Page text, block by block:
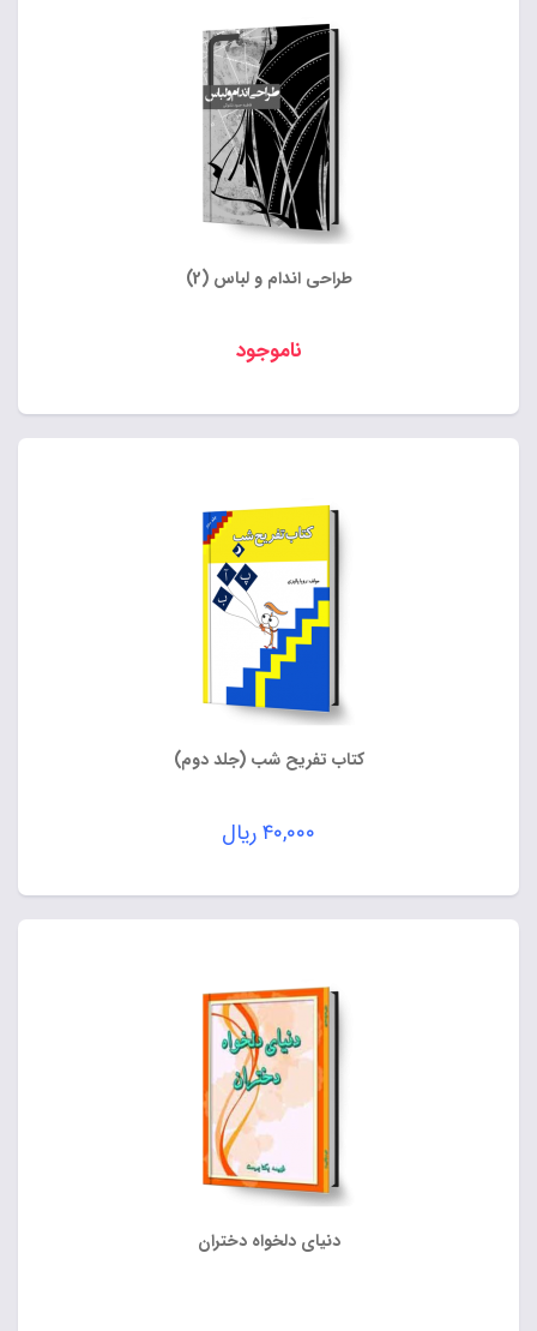
طراحی اندام و لباس (2)
ناموجود
کتاب تفریح شب (جلد دوم)
۴۰,۰۰۰ریال
دنیای دلخواه دختران